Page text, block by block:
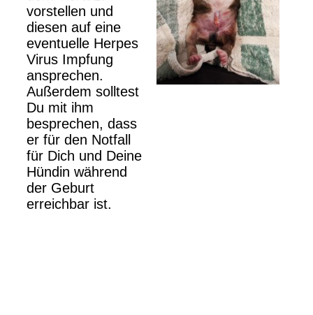
vorstellen und
diesen auf eine
eventuelle Herpes
Virus Impfung
ansprechen.
Außerdem solltest
Du mit ihm
besprechen, dass
er für den Notfall
für Dich und Deine
Hündin während
der Geburt
erreichbar ist.